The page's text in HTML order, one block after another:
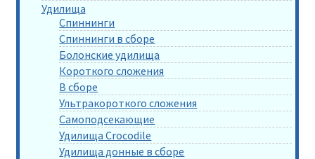
Удилища
Спиннинги
Спиннинги в сборе
Болонские удилища
Короткого сложения
В сборе
Ультракороткого сложения
Самоподсекающие
Удилища Crocodile
Удилища донные в сборе